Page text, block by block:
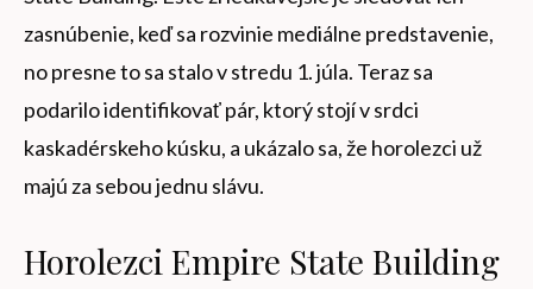
zasnúbenie, keď sa rozvinie mediálne predstavenie,
no presne to sa stalo v stredu 1. júla. Teraz sa
podarilo identifikovať pár, ktorý stojí v srdci
kaskadérskeho kúsku, a ukázalo sa, že horolezci už
majú za sebou jednu slávu.
Horolezci Empire State Building